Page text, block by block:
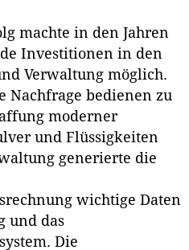
machte in den Jahren
Investitionen in den
Verwaltung möglich.
Nachfrage bedienen zu
moderner
und Flüssigkeiten
generierte die
wichtige Daten
und das
Die